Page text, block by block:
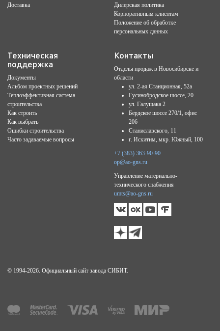
© 1994-2026. Официальный сайт завода СИБИТ.
Доставка
Дилерская политика
Корпоративным клиентам
Положение об обработке
персональных данных
Техническая
поддержка
Документы
Альбом проектных решений
Теплоэффективная система
строительства
Как строить
Как выбрать
Ошибки строительства
Часто задаваемые вопросы
Контакты
Отделы продаж в Новосибирске и
области
ул. 2-ая Станционная, 52а
Гусинобродское шоссе, 20
ул. Галущака 2
Бердское шоссе 270/1, офис
206
Станиславского, 11
г. Искитим, мкр. Южный, 100
+7 (383) 363-90-90
op@ao-gns.ru
Управление материально-
технического снабжения
umts@ao-gns.ru